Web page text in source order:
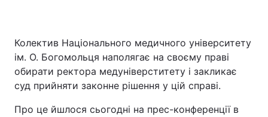
Колектив Національного медичного університету
ім. О. Богомольця наполягає на своєму праві
обирати ректора медуніверститету і закликає
суд прийняти законне рішення у цій справі.
Про це йшлося сьогодні на прес-конференції в